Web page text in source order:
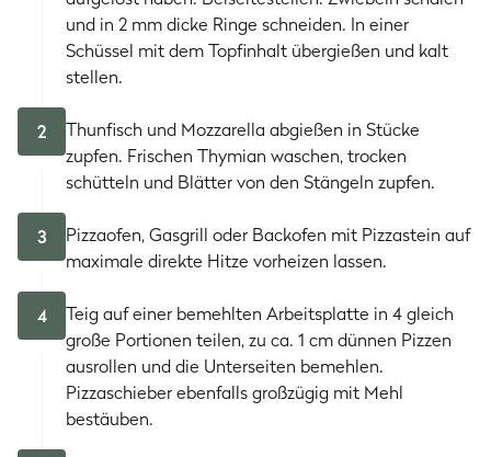
und in 2 mm dicke Ringe schneiden. In einer
Schüssel mit dem Topfinhalt übergießen und kalt
stellen.
2
Thunfisch und Mozzarella abgießen in Stücke
zupfen. Frischen Thymian waschen, trocken
schütteln und Blätter von den Stängeln zupfen.
3
Pizzaofen, Gasgrill oder Backofen mit Pizzastein auf
maximale direkte Hitze vorheizen lassen.
4
Teig auf einer bemehlten Arbeitsplatte in 4 gleich
große Portionen teilen, zu ca. 1 cm dünnen Pizzen
ausrollen und die Unterseiten bemehlen.
Pizzaschieber ebenfalls großzügig mit Mehl
bestäuben.